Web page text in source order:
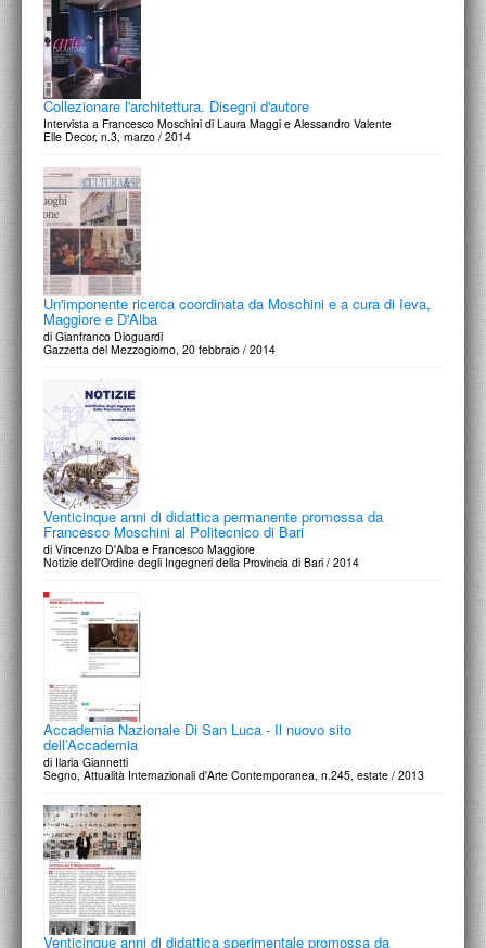
Collezionare l'architettura. Disegni d'autore
Intervista a Francesco Moschini di Laura Maggi e Alessandro Valente
Elle Decor, n.3, marzo / 2014
Un'imponente ricerca coordinata da Moschini e a cura di Ieva,
Maggiore e D'Alba
di Gianfranco Dioguardi
Gazzetta del Mezzogiorno, 20 febbraio / 2014
Venticinque anni di didattica permanente promossa da
Francesco Moschini al Politecnico di Bari
di Vincenzo D'Alba e Francesco Maggiore
Notizie dell'Ordine degli Ingegneri della Provincia di Bari / 2014
Accademia Nazionale Di San Luca - Il nuovo sito
dell’Accademia
di Ilaria Giannetti
Segno, Attualità Internazionali d'Arte Contemporanea, n.245, estate / 2013
Venticinque anni di didattica sperimentale promossa da